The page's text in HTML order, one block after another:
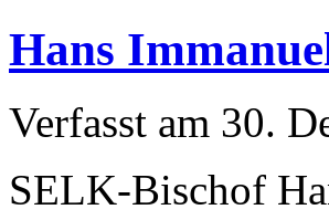
Hans
Verfasst am 30.
SELK-Bischof